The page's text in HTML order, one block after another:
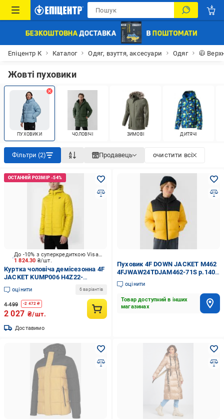
Епіцентр К Каталог Одяг, взуття, аксесуари Одяг 🧥
Жовті пуховики
ПУХОВИКИ ЧОЛОВІЧІ ЗИМОВІ ДИТЯЧІ
Фільтри (2) Продавець очистити всі
1 824.30 ₴/шт.
До -10% з суперкредиткою Visa Вигода
Куртка чоловіча демісезонна 4F
JACKET KUMP006 H4Z22-
KUMP006-45S р.M жовта
оцінити 6 варіантів
4 499 -2 472 ₴
2 027 ₴/шт.
Доставимо
Пуховик 4F DOWN JACKET M462
4FJWAW24TDJAM462-71S р.140
жовтий
оцінити
Товар доступний в інших
магазинах